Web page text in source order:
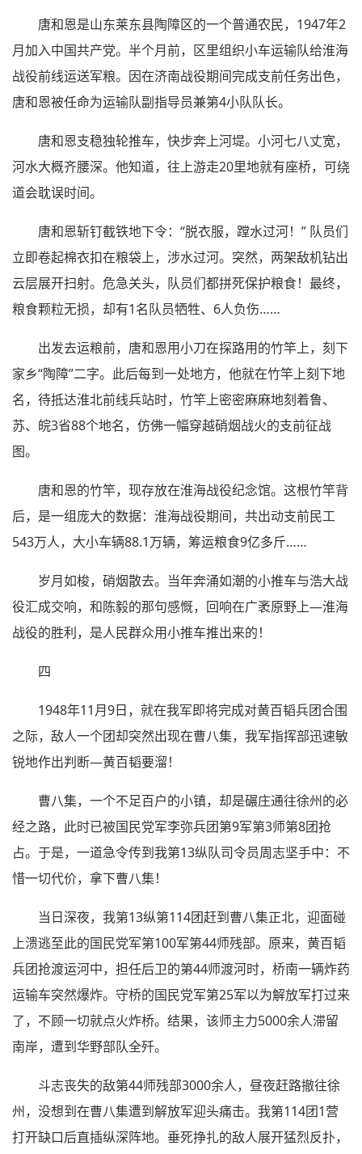
唐和恩是山东莱东县陶障区的一个普通农民，1947年2
月加入中国共产党。半个月前，区里组织小车运输队给淮海
战役前线运送军粮。因在济南战役期间完成支前任务出色，
唐和恩被任命为运输队副指导员兼第4小队队长。
唐和恩支稳独轮推车，快步奔上河堤。小河七八丈宽，
河水大概齐腰深。他知道，往上游走20里地就有座桥，可绕
道会耽误时间。
唐和恩斩钉截铁地下令：“脱衣服，蹚水过河！” 队员们
立即卷起棉衣扣在粮袋上，涉水过河。突然，两架敌机钻出
云层展开扫射。危急关头，队员们都拼死保护粮食！最终，
粮食颗粒无损，却有1名队员牺牲、6人负伤……
出发去运粮前，唐和恩用小刀在探路用的竹竿上，刻下
家乡“陶障”二字。此后每到一处地方，他就在竹竿上刻下地
名，待抵达淮北前线兵站时，竹竿上密密麻麻地刻着鲁、
苏、皖3省88个地名，仿佛一幅穿越硝烟战火的支前征战
图。
唐和恩的竹竿，现存放在淮海战役纪念馆。这根竹竿背
后，是一组庞大的数据：淮海战役期间，共出动支前民工
543万人，大小车辆88.1万辆，筹运粮食9亿多斤……
岁月如梭，硝烟散去。当年奔涌如潮的小推车与浩大战
役汇成交响，和陈毅的那句感慨，回响在广袤原野上—淮海
战役的胜利，是人民群众用小推车推出来的！
四
1948年11月9日，就在我军即将完成对黄百韬兵团合围
之际，敌人一个团却突然出现在曹八集，我军指挥部迅速敏
锐地作出判断—黄百韬要溜！
曹八集，一个不足百户的小镇，却是碾庄通往徐州的必
经之路，此时已被国民党军李弥兵团第9军第3师第8团抢
占。于是，一道急令传到我第13纵队司令员周志坚手中：不
惜一切代价，拿下曹八集！
当日深夜，我第13纵第114团赶到曹八集正北，迎面碰
上溃逃至此的国民党军第100军第44师残部。原来，黄百韬
兵团抢渡运河中，担任后卫的第44师渡河时，桥南一辆炸药
运输车突然爆炸。守桥的国民党军第25军以为解放军打过来
了，不顾一切就点火炸桥。结果，该师主力5000余人滞留
南岸，遭到华野部队全歼。
斗志丧失的敌第44师残部3000余人，昼夜赶路撤往徐
州，没想到在曹八集遭到解放军迎头痛击。我第114团1营
打开缺口后直插纵深阵地。垂死挣扎的敌人展开猛烈反扑，